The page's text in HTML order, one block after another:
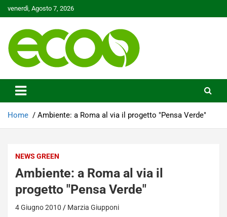
to
venerdì, Agosto 7, 2026
Ecoo.it
Home Ambiente: a Roma al via il progetto "Pensa Verde"
NEWS GREEN
Ambiente: a Roma al via il
progetto "Pensa Verde"
4 Giugno 2010 Marzia Giupponi